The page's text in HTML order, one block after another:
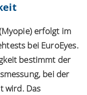
erfolgt im
bei EuroEyes.
bestimmt der
bei der
wird. Das